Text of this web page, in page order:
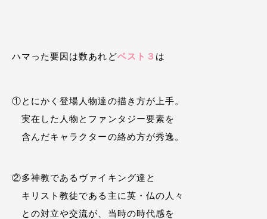
ハマった要因は数あれどベスト３ は
①とにかく登場人物達の描き方が上手。
実在した人物とファンタジー要素を
含んだキャラクターの絡め方が秀逸。
②多神教であるヴァイキング達と
キリスト教徒である主に英・仏の人々
との対立や交流が、当時の時代感を